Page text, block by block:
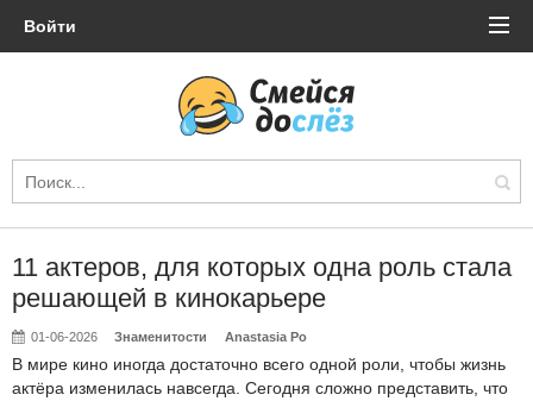
Войти
11 актеров, для которых одна роль стала
решающей в кинокарьере
01-06-2026 Знаменитости Anastasia Po
В мире кино иногда достаточно всего одной роли, чтобы жизнь
актёра изменилась навсегда. Сегодня сложно представить, что